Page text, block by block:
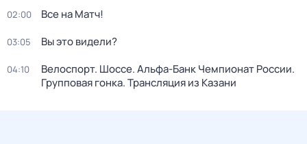
02:00 Все на Матч!
03:05 Вы это видели?
04:10
Велоспорт. Шоссе. Альфа-Банк Чемпионат России.
Групповая гонка. Трансляция из Казани